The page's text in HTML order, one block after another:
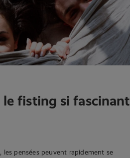
le fisting si fascinant
pensées peuvent rapidement se